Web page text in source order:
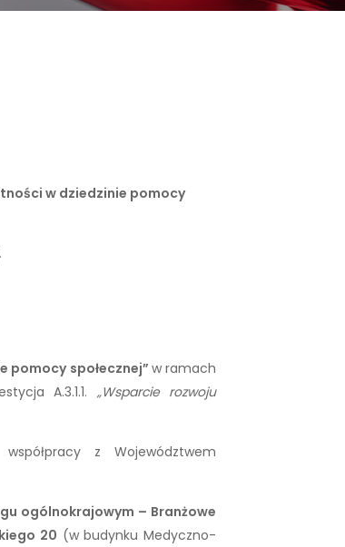
w dziedzinie pomocy
pomocy społecznej” w ramach
A.3.1.1. „Wsparcie rozwoju
z Województwem
ogólnokrajowym – Branżowe
20 (w budynku Medyczno-